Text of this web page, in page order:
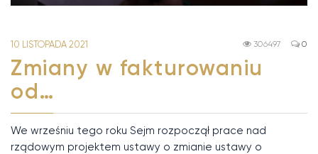
10 LISTOPADA 2021 0
306497
Zmiany w fakturowaniu
od…
We wrześniu tego roku Sejm rozpoczął prace nad
rządowym projektem ustawy o zmianie ustawy o